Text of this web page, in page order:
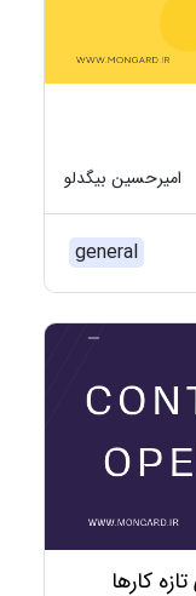
امیرحسین بیگدلو
general
کارها